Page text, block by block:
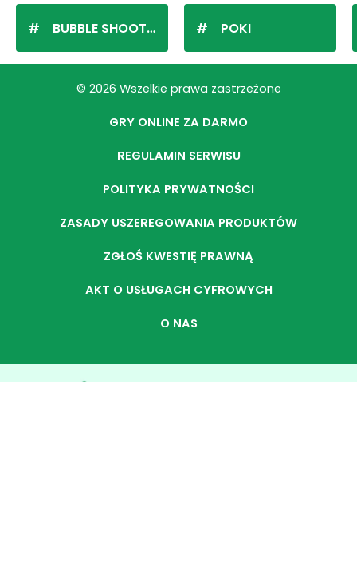
BUBBLE SHOOTER POKI
© 2026 Wszelkie prawa zastrzeżone
GRY ONLINE ZA DARMO
REGULAMIN SERWISU
POLITYKA PRYWATNOŚCI
ZASADY USZEREGOWANIA PRODUKTÓW
ZGŁOŚ KWESTIĘ PRAWNĄ
AKT O USŁUGACH CYFROWYCH
O NAS